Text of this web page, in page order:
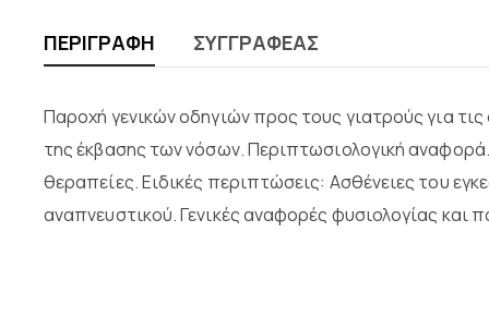
ΠΕΡΙΓΡΑΦΉ ΣΥΓΓΡΑΦΈΑΣ
Παροχή γενικών οδηγιών προς τους γιατρούς για
της έκβασης των νόσων. Περιπτωσιολογική
θεραπείες. Ειδικές περιπτώσεις: Ασθένειες του
αναπνευστικού. Γενικές αναφορές φυσιολογίας